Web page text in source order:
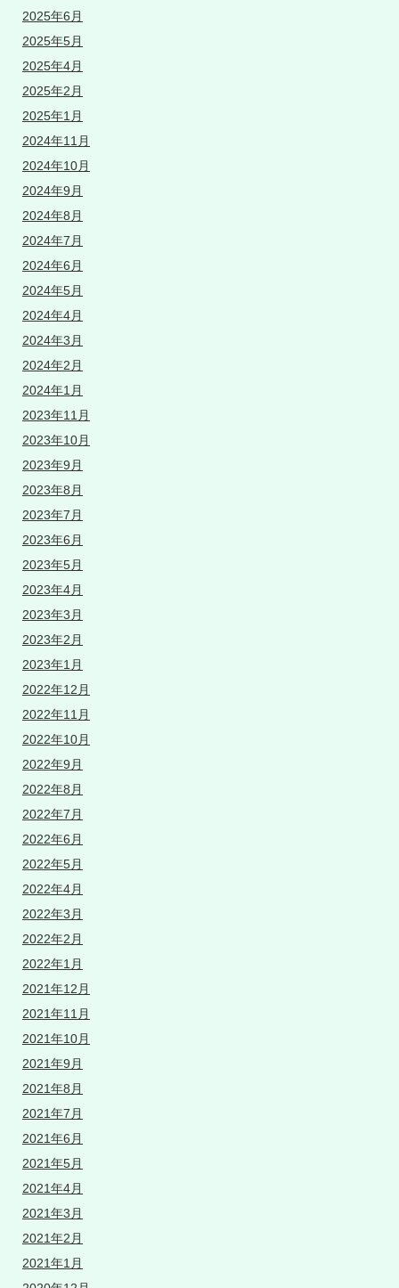
2025年6月
2025年5月
2025年4月
2025年2月
2025年1月
2024年11月
2024年10月
2024年9月
2024年8月
2024年7月
2024年6月
2024年5月
2024年4月
2024年3月
2024年2月
2024年1月
2023年11月
2023年10月
2023年9月
2023年8月
2023年7月
2023年6月
2023年5月
2023年4月
2023年3月
2023年2月
2023年1月
2022年12月
2022年11月
2022年10月
2022年9月
2022年8月
2022年7月
2022年6月
2022年5月
2022年4月
2022年3月
2022年2月
2022年1月
2021年12月
2021年11月
2021年10月
2021年9月
2021年8月
2021年7月
2021年6月
2021年5月
2021年4月
2021年3月
2021年2月
2021年1月